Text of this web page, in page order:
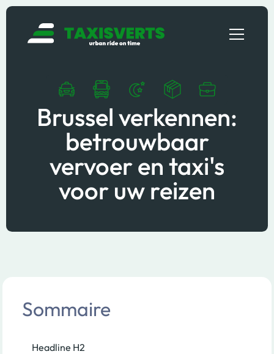
Brussel verkennen:
betrouwbaar
vervoer en taxi's
voor uw reizen
Sommaire
Headline H2